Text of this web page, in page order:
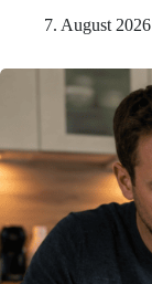
7. August 2026